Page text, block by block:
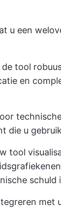
u een
tool
en
die u
tool
schuld
met